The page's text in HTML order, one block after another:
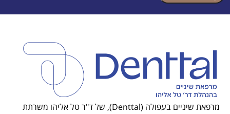
מרפאת שיניים בעפולה (Denttal), של ד"ר טל אליהו משרתת